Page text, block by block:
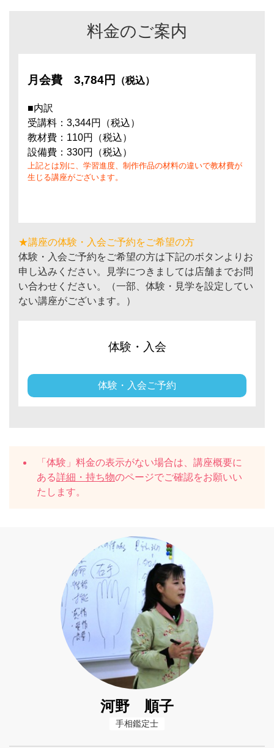
料金のご案内
月会費 3,784円 （税込）
■内訳
受講料：3,344円（税込）
教材費：110円（税込）
設備費：330円（税込）
上記とは別に、学習進度、制作作品の材料の違いで教材費が
生じる講座がございます。
★講座の体験・入会ご予約をご希望の方
体験・入会ご予約をご希望の方は下記のボタンよりお
申し込みください。見学につきましては店舗までお問
い合わせください。（一部、体験・見学を設定してい
ない講座がございます。）
体験・入会
体験・入会ご予約
「体験」料金の表示がない場合は、講座概要に
ある詳細・持ち物のページでご確認をお願いい
たします。
河野 順子
手相鑑定士